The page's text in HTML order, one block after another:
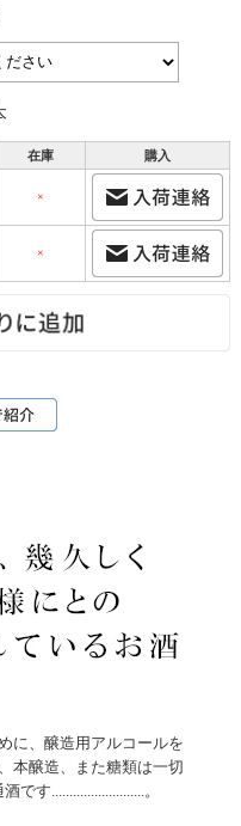
在庫 購入
×
×
に、醸造用アルコールを
本醸造、また糖類は一切
す..........................。